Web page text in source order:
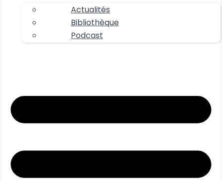
Actualités
Bibliothèque
Podcast